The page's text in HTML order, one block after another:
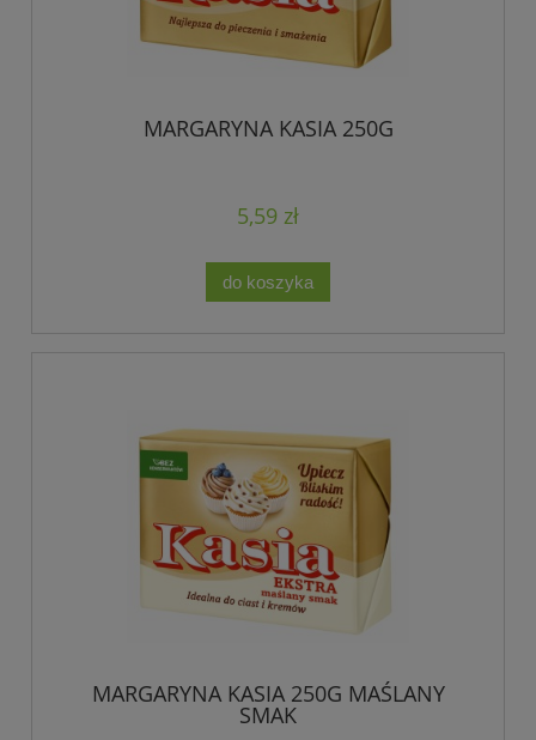
MARGARYNA KASIA 250G
5,59 zł
do koszyka
MARGARYNA KASIA 250G MAŚLANY
SMAK